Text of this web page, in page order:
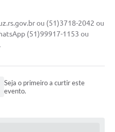
ou (51)3718-2042 ou
(51)99917-1153 ou
Seja o primeiro a curtir este
evento.